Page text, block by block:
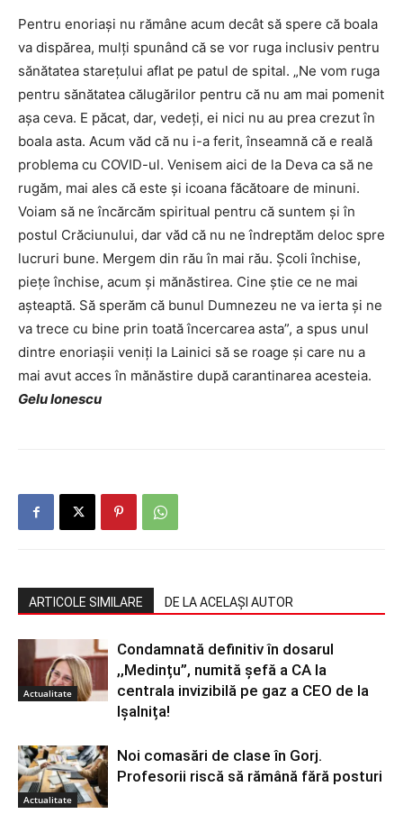
Pentru enoriași nu rămâne acum decât să spere că boala
va dispărea, mulți spunând că se vor ruga inclusiv pentru
sănătatea starețului aflat pe patul de spital. „Ne vom ruga
pentru sănătatea călugărilor pentru că nu am mai pomenit
așa ceva. E păcat, dar, vedeți, ei nici nu au prea crezut în
boala asta. Acum văd că nu i-a ferit, înseamnă că e reală
problema cu COVID-ul. Venisem aici de la Deva ca să ne
rugăm, mai ales că este și icoana făcătoare de minuni.
Voiam să ne încărcăm spiritual pentru că suntem și în
postul Crăciunului, dar văd că nu ne îndreptăm deloc spre
lucruri bune. Mergem din rău în mai rău. Școli închise,
piețe închise, acum și mănăstirea. Cine știe ce ne mai
așteaptă. Să sperăm că bunul Dumnezeu ne va ierta și ne
va trece cu bine prin toată încercarea asta”, a spus unul
dintre enoriașii veniți la Lainici să se roage și care nu a
mai avut acces în mănăstire după carantinarea acesteia.
Gelu Ionescu
ARTICOLE SIMILARE DE LA ACELAȘI AUTOR
Actualitate
Condamnată definitiv în dosarul
,,Medințu”, numită șefă a CA la
centrala invizibilă pe gaz a CEO de la
Ișalnița!
Actualitate
Noi comasări de clase în Gorj.
Profesorii riscă să rămână fără posturi